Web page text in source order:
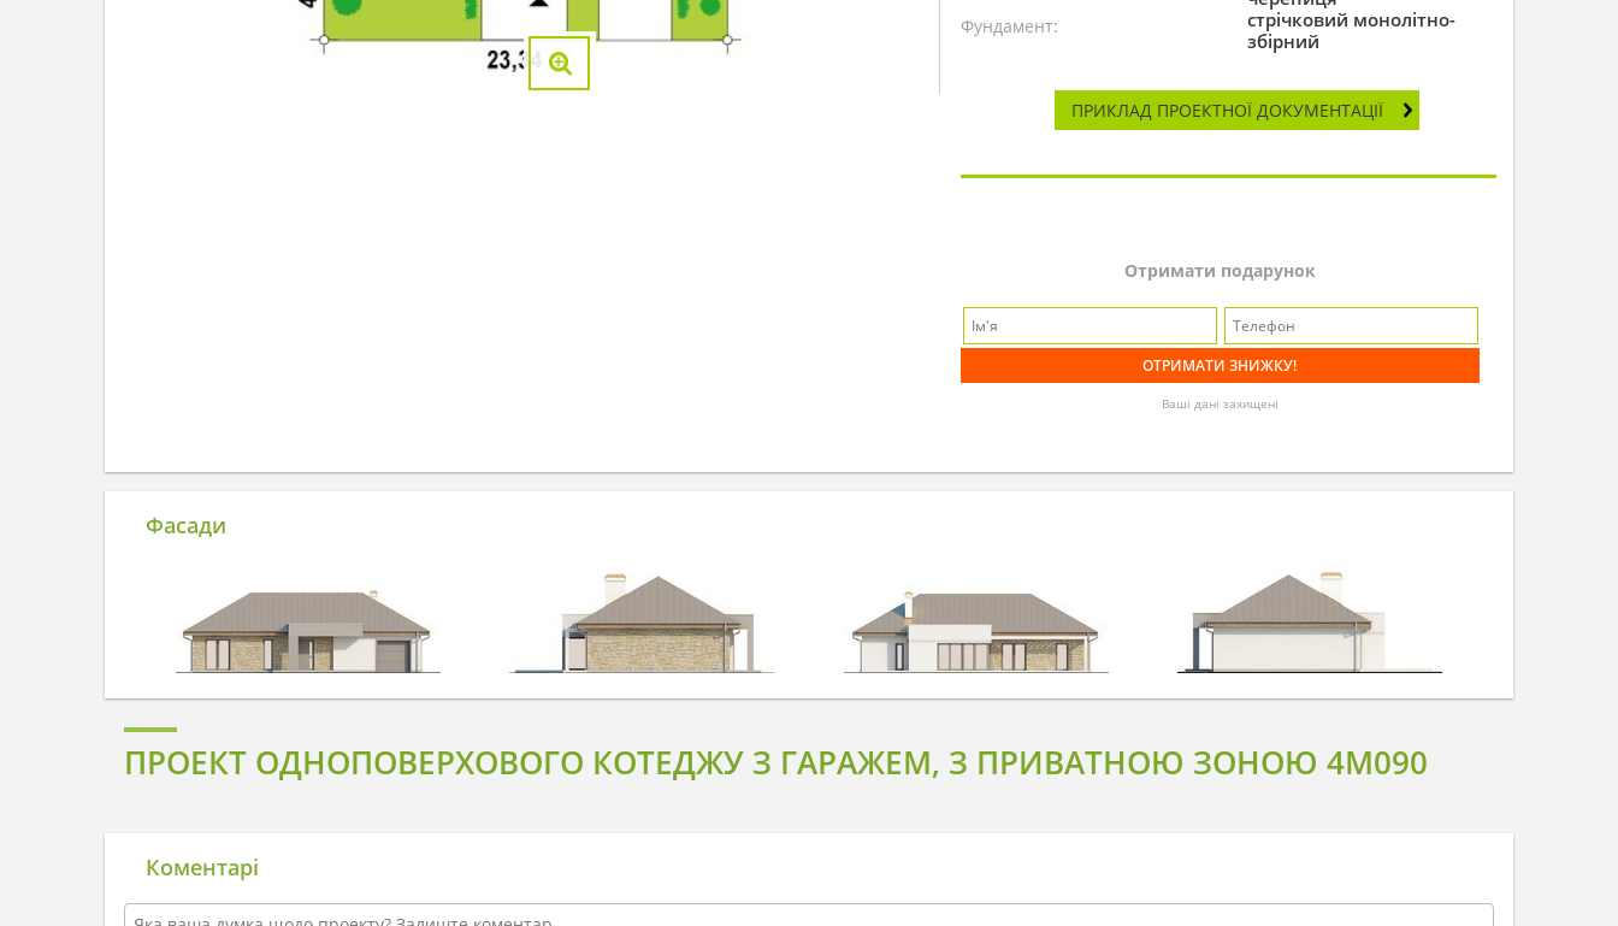
Фундамент:
стрічковий монолітно-
збірний
ПРИКЛАД ПРОЕКТНОЇ ДОКУМЕНТАЦІЇ
Отримати подарунок
Ваші дані захищені
Фасади
ПРОЕКТ ОДНОПОВЕРХОВОГО КОТЕДЖУ З ГАРАЖЕМ, З ПРИВАТНОЮ ЗОНОЮ 4M090
Коментарі